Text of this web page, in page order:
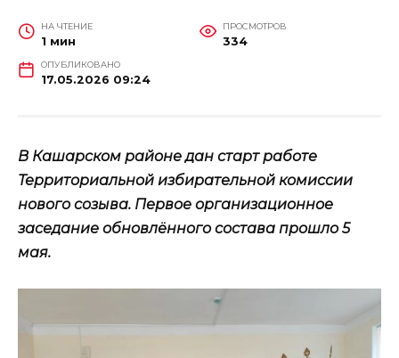
НА ЧТЕНИЕ
1 мин
ПРОСМОТРОВ
334
ОПУБЛИКОВАНО
17.05.2026 09:24
В Кашарском районе дан старт работе
Территориальной избирательной комиссии
нового созыва. Первое организационное
заседание обновлённого состава прошло 5
мая.